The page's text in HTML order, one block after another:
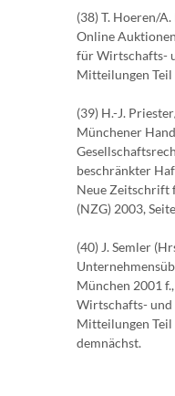
(38) T. Hoeren/
Online
für Wirtschafts-
Mitteilungen Teil
(39) H.-J.
Münchener
beschränkter
Neue Zeitschrift
(NZG) 2003,
(40) J. Semler
München 2001
Wirtschafts-
Mitteilungen
demnächst.